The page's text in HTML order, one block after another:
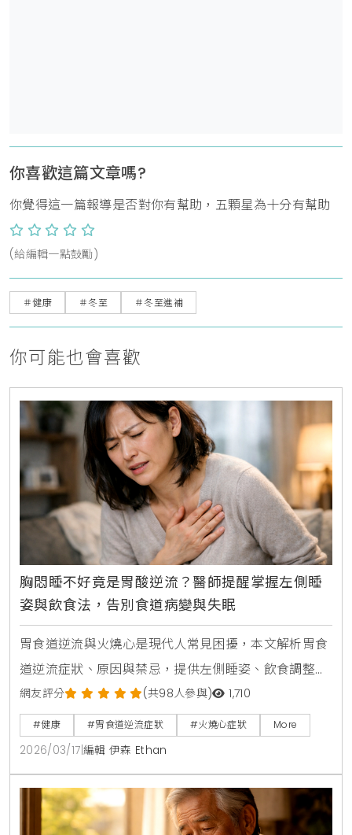
你喜歡這篇文章嗎?
你覺得這一篇報導是否對你有幫助，五顆星為十分有幫助
(給編輯一點鼓勵)
＃健康 ＃冬至 ＃冬至進補
你可能也會喜歡
胸悶睡不好竟是胃酸逆流？醫師提醒掌握左側睡
姿與飲食法，告別食道病變與失眠
胃食道逆流與火燒心是現代人常見困擾，本文解析胃食
道逆流症狀、原因與禁忌，提供左側睡姿、飲食調整等
生活建議，並介紹胃鏡檢查與巴瑞特食道預防方法，助
您改善胸悶與睡眠問題。
網友評分 (共98人參與) 1,710
#健康 #胃食道逆流症狀 #火燒心症狀 More
2026/03/17 編輯 伊森 Ethan